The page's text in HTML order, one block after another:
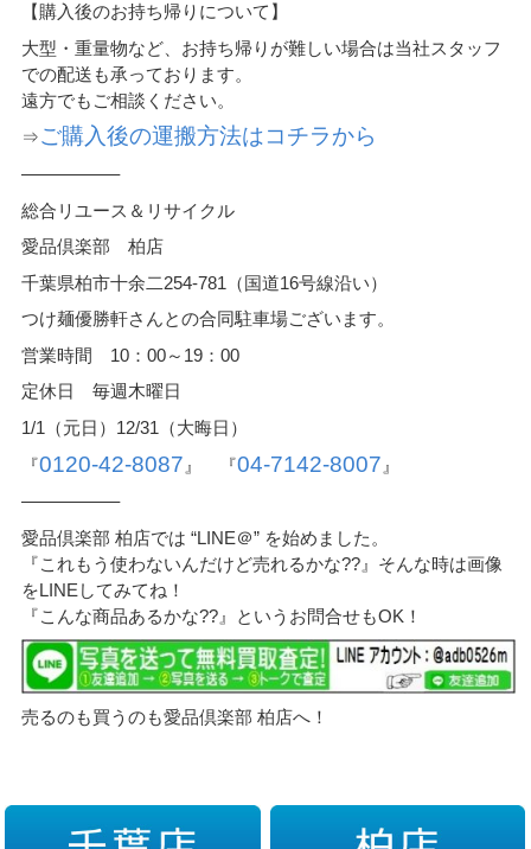
【購入後のお持ち帰りについて】
大型・重量物など、お持ち帰りが難しい場合は当社スタッフ
での配送も承っております。
遠方でもご相談ください。
⇒ご購入後の運搬方法はコチラから
—————–
総合リユース＆リサイクル
愛品倶楽部 柏店
千葉県柏市十余二254-781（国道16号線沿い）
つけ麺優勝軒さんとの合同駐車場ございます。
営業時間 10：00～19：00
定休日 毎週木曜日
1/1（元日）12/31（大晦日）
『0120-42-8087 』 『04-7142-8007 』
—————–
愛品倶楽部 柏店では “LINE＠” を始めました。
『これもう使わないんだけど売れるかな??』そんな時は画像
をLINEしてみてね！
『こんな商品あるかな??』というお問合せもOK！
売るのも買うのも愛品倶楽部 柏店へ！